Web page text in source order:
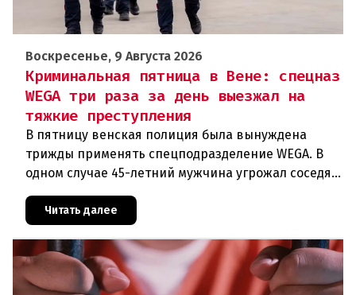
Воскресенье, 9 Августа 2026
Криминальная пятница в Вене: спецназ
WEGA три раза за день выезжал на
тяжкие преступления
В пятницу венская полиция была вынуждена
трижды применять спецподразделение WEGA. В
одном случае 45-летний мужчина угрожал соседям
кухонным ножом, в другом — 68-летний брат
набросился на родственника
Читать далее